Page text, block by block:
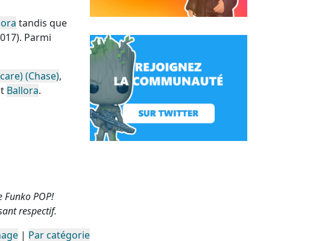
tandis que
Parmi
(Chase),
Ballora.
POP!
respectif.
| Par catégorie